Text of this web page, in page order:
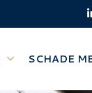
SCHADE